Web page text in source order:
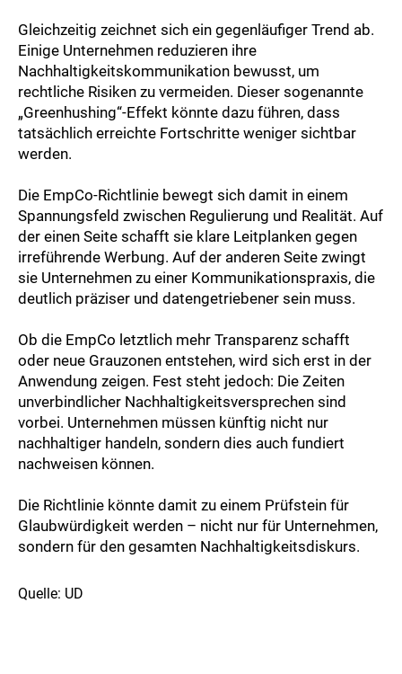
Gleichzeitig zeichnet sich ein gegenläufiger Trend ab.
Einige Unternehmen reduzieren ihre
Nachhaltigkeitskommunikation bewusst, um
rechtliche Risiken zu vermeiden. Dieser sogenannte
„Greenhushing“-Effekt könnte dazu führen, dass
tatsächlich erreichte Fortschritte weniger sichtbar
werden.
Die EmpCo-Richtlinie bewegt sich damit in einem
Spannungsfeld zwischen Regulierung und Realität. Auf
der einen Seite schafft sie klare Leitplanken gegen
irreführende Werbung. Auf der anderen Seite zwingt
sie Unternehmen zu einer Kommunikationspraxis, die
deutlich präziser und datengetriebener sein muss.
Ob die EmpCo letztlich mehr Transparenz schafft
oder neue Grauzonen entstehen, wird sich erst in der
Anwendung zeigen. Fest steht jedoch: Die Zeiten
unverbindlicher Nachhaltigkeitsversprechen sind
vorbei. Unternehmen müssen künftig nicht nur
nachhaltiger handeln, sondern dies auch fundiert
nachweisen können.
Die Richtlinie könnte damit zu einem Prüfstein für
Glaubwürdigkeit werden – nicht nur für Unternehmen,
sondern für den gesamten Nachhaltigkeitsdiskurs.
Quelle: UD